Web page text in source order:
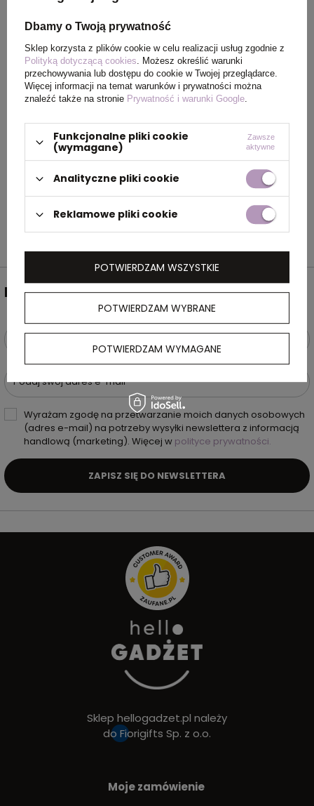
Rozmiar 12 x 4 x 1,8 cm
Kolor niebieski
OPIS
Rozwijany kabel do ładowania 3w1 w
plastikowej obudowie z wtyczką USB i 3
złączami: iOS, C-Type i Micro USB.
NEWSLETTER
Podaj swój adres e-mail
Wyrażam zgodę na przetwarzanie moich danych osobowych
(adres e-mail) na potrzeby wysyłki newslettera z informacją
handlową (marketing). Więcej w polityce prywatności.
ZAPISZ SIĘ DO NEWSLETTERA
Sklep hellogadzet.pl należy
do Fiorigifts Sp. z o.o.
Moje zamówienie
Dbamy o Twoją prywatność
Sklep korzysta z plików cookie w celu realizacji usług zgodnie z
Polityką dotyczącą cookies. Możesz określić warunki
przechowywania lub dostępu do cookie w Twojej przeglądarce.
Więcej informacji na temat warunków i prywatności można
znaleźć także na stronie Prywatność i warunki Google.
Funkcjonalne pliki cookie
(wymagane)
Zawsze
aktywne
Analityczne pliki cookie
Reklamowe pliki cookie
POTWIERDZAM WYBRANE
POTWIERDZAM WYMAGANE
POTWIERDZAM WSZYSTKIE